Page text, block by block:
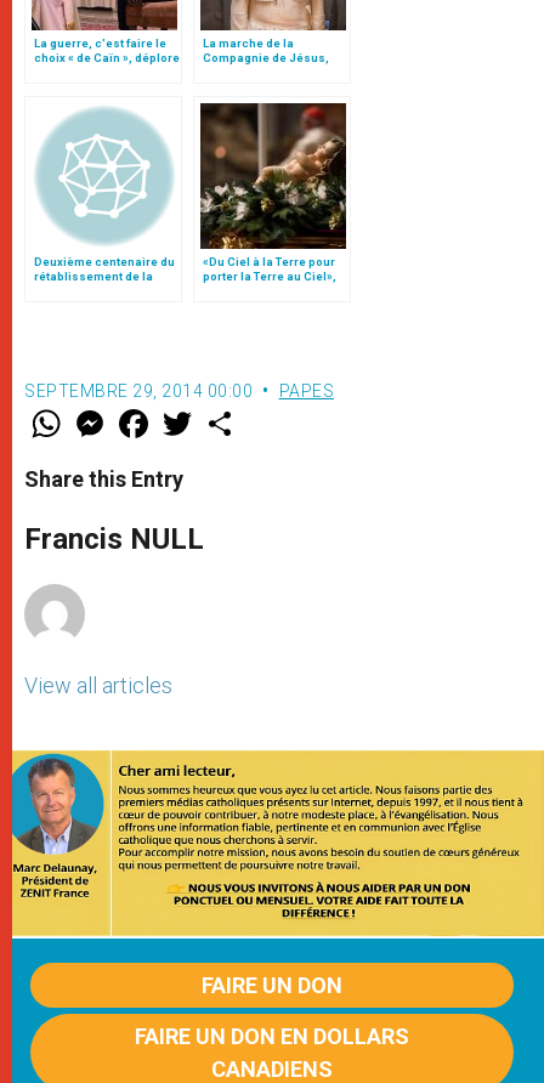
La guerre, c’est faire le
choix « de Caïn », déplore
La marche de la
Compagnie de Jésus,
Deuxième centenaire du
rétablissement de la
«Du Ciel à la Terre pour
porter la Terre au Ciel»,
SEPTEMBRE 29, 2014 00:00 PAPES
W
t
s
p
p
M
e
s
e
g
e
F
a
e
b
o
k
w
Share this Entry
Francis NULL
View all articles
FAIRE UN DON
FAIRE UN DON EN DOLLARS
CANADIENS